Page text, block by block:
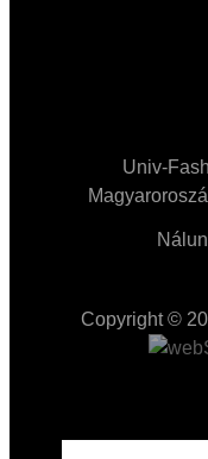
Univ-
Copyright ©